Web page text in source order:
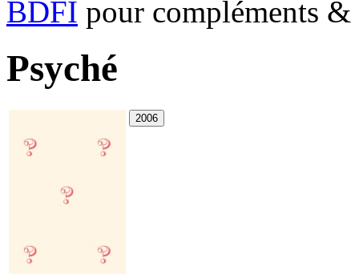
BDFI pour compléments
Psyché